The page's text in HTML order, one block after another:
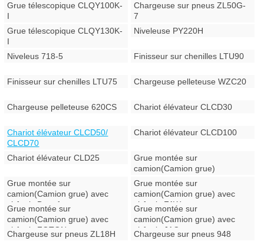
Grue télescopique CLQY100K-
I
Chargeuse sur pneus ZL50G-
7
Grue télescopique CLQY130K-
I
Niveleuse PY220H
Niveleus 718-5 Finisseur sur chenilles LTU90
Finisseur sur chenilles LTU75 Chargeuse pelleteuse WZC20
Chargeuse pelleteuse 620CS Chariot élévateur CLCD30
Chariot élévateur CLCD50/
CLCD70
Chariot élévateur CLCD100
Chariot élévateur CLD25
Grue montée sur
camion(Camion grue)
Grue montée sur
camion(Camion grue) avec
châssis Dongfeng
Grue montée sur
camion(Camion grue) avec
châssis FAW
Grue montée sur
camion(Camion grue) avec
châssis FOTON
Grue montée sur
camion(Camion grue) avec
châssis JAC
Chargeuse sur pneus ZL18H Chargeuse sur pneus 948